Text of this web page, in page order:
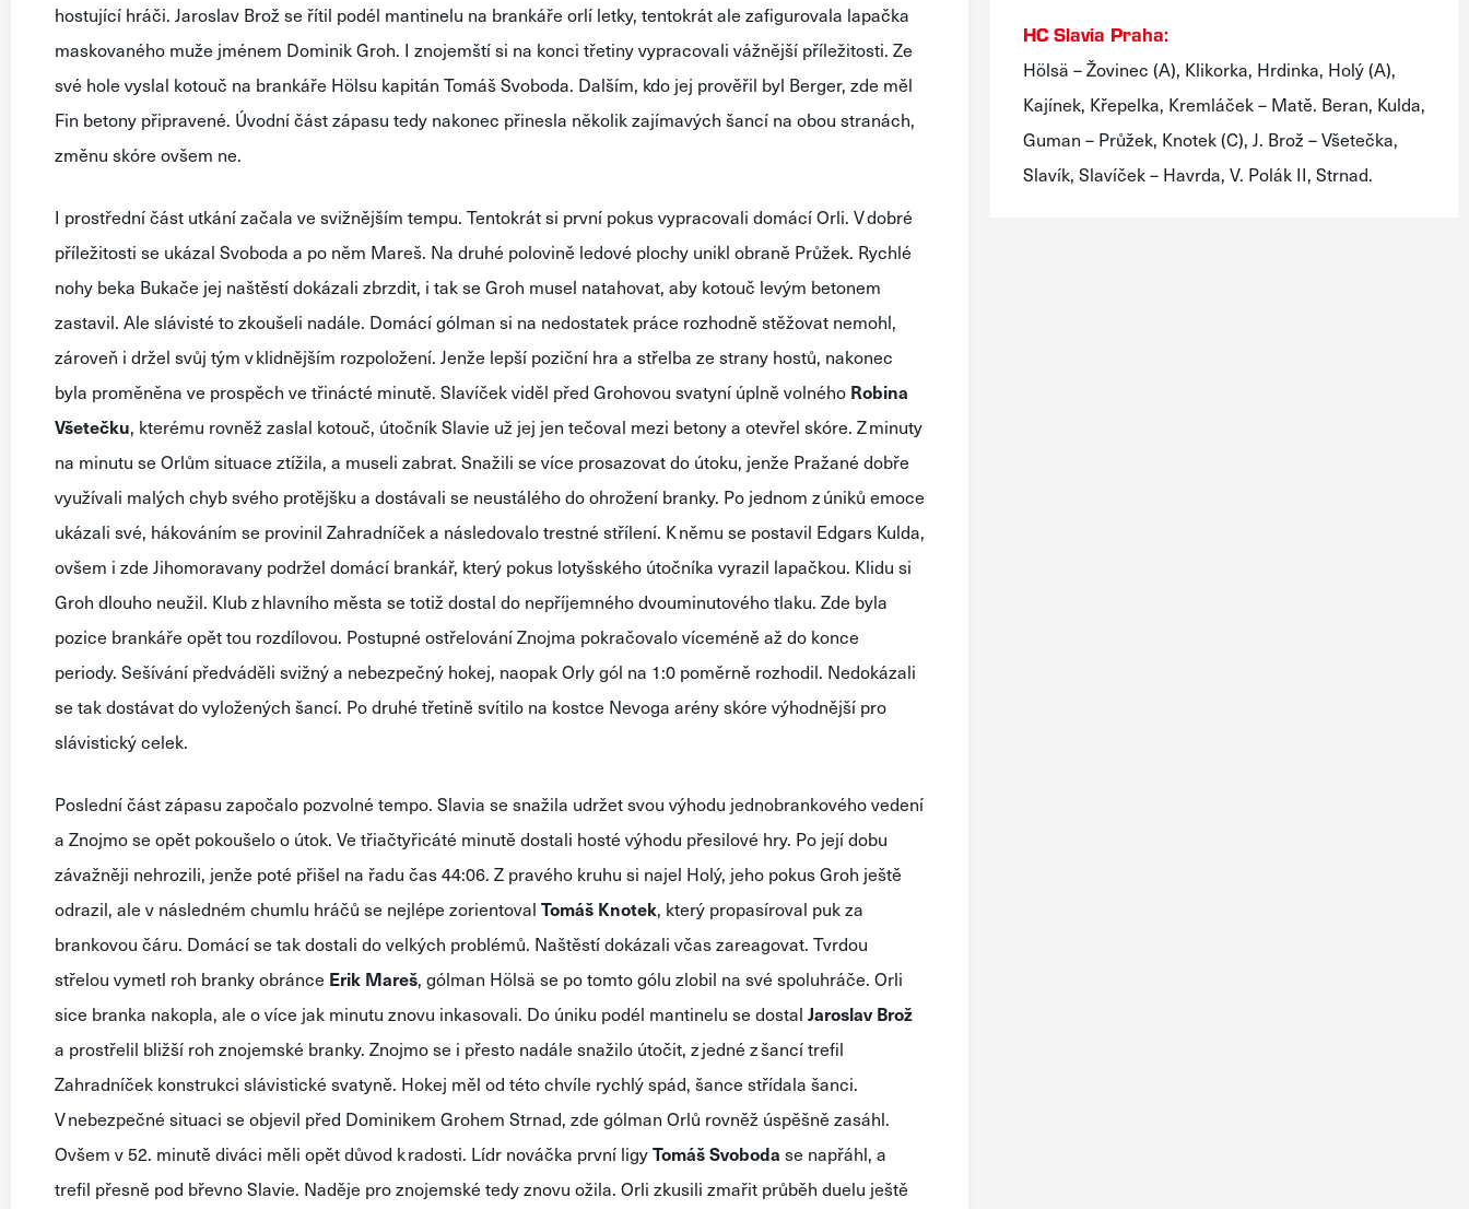
hostující hráči. Jaroslav Brož se řítil podél mantinelu na brankáře orlí letky, tentokrát ale zafigurovala lapačka
maskovaného muže jménem Dominik Groh. I znojemští si na konci třetiny vypracovali vážnější příležitosti. Ze
své hole vyslal kotouč na brankáře Hölsu kapitán Tomáš Svoboda. Dalším, kdo jej prověřil byl Berger, zde měl
Fin betony připravené. Úvodní část zápasu tedy nakonec přinesla několik zajímavých šancí na obou stranách,
změnu skóre ovšem ne.
I prostřední část utkánízačala ve svižnějším tempu. Tentokrát si první pokus vypracovali domácí Orli. V dobré
příležitosti se ukázal Svoboda a po něm Mareš. Na druhé polovině ledové plochy unikl obraně Průžek. Rychlé
nohy beka Bukače jej naštěstí dokázali zbrzdit, i tak se Groh musel natahovat, aby kotouč levým betonem
zastavil. Ale slávisté to zkoušeli nadále. Domácí gólman si na nedostatek práce rozhodně stěžovat nemohl,
zároveň i držel svůj tým vklidnějším rozpoložení. Jenže lepší poziční hra a střelba ze strany hostů, nakonec
byla proměněna ve prospěch ve třinácté minutě. Slavíčekviděl před Grohovou svatyní úplně volného Robina
Všetečku, kterému rovněž zaslal kotouč, útočník Slavie už jej jen tečoval mezi betony a otevřel skóre. Z minuty
na minutu se Orlům situace ztížila, a museli zabrat. Snažili se více prosazovat do útoku, jenže Pražané dobře
využívali malých chyb svého protějšku a dostávali se neustáléhodoohrožení branky. Po jednom z úniků emoce
ukázali své, hákováním se provinil Zahradníčeka následovalo trestné střílení. K němu se postavil Edgars Kulda,
ovšem i zde Jihomoravany podržel domácí brankář, který pokus lotyšského útočníka vyrazil lapačkou. Klidu si
Groh dlouho neužil. Klub z hlavního města se totiž dostal do nepříjemnéhodvouminutového tlaku. Zde byla
pozice brankáře opět tou rozdílovou. Postupné ostřelování Znojma pokračovalo víceméně až do konce
periody. Sešívání předváděli svižnýa nebezpečný hokej, naopak Orlygól na 1:0 poměrně rozhodil. Nedokázali
se takdostávat dovyložených šancí. Po druhé třetině svítilo na kostce Nevoga arény skóre výhodnější pro
slávistický celek.
Poslední část zápasu započalo pozvolné tempo. Slavia se snažila udržet svou výhodu jednobrankového vedení
a Znojmose opět pokoušeloo útok. Ve třiačtyřicáté minutě dostali hosté výhodu přesilové hry. Po její dobu
závažněji nehrozili, jenže poté přišel na řadu čas44:06. Z pravého kruhu si najel Holý, jeho pokus Groh ještě
odrazil, ale v následném chumlu hráčů se nejlépe zorientoval Tomáš Knotek, který propasíroval puk za
brankovou čáru. Domácí se tak dostali do velkých problémů. Naštěstí dokázali včas zareagovat. Tvrdou
střelou vymetl roh brankyobránce Erik Mareš, gólman Hölsä se po tomto gólu zlobil na své spoluhráče. Orli
sice branka nakopla, ale o více jak minutu znovu inkasovali. Do úniku podél mantinelu se dostal Jaroslav Brož
a prostřelil bližší roh znojemské branky. Znojmo se i přesto nadále snažilo útočit, z jedné z šancí trefil
Zahradníček konstrukci slávistické svatyně. Hokej měl od této chvíle rychlý spád, šance střídala šanci.
V nebezpečné situaci se objevil před Dominikem Grohem Strnad, zde gólman Orlů rovněž úspěšně zasáhl.
Ovšem v 52. minutě diváci měli opět důvod k radosti. Lídr nováčka první ligyTomáš Svoboda se napřáhl, a
trefil přesně pod břevnoSlavie. Naděje proznojemské tedyznovu ožila. Orli zkusili zmařit průběh duelu ještě
HC Slavia Praha:
Hölsä – Žovinec (A), Klikorka, Hrdinka, Holý (A),
Kajínek, Křepelka, Kremláček – Matě. Beran, Kulda,
Guman – Průžek, Knotek (C), J. Brož – Všetečka,
Slavík, Slavíček – Havrda, V. Polák II, Strnad.